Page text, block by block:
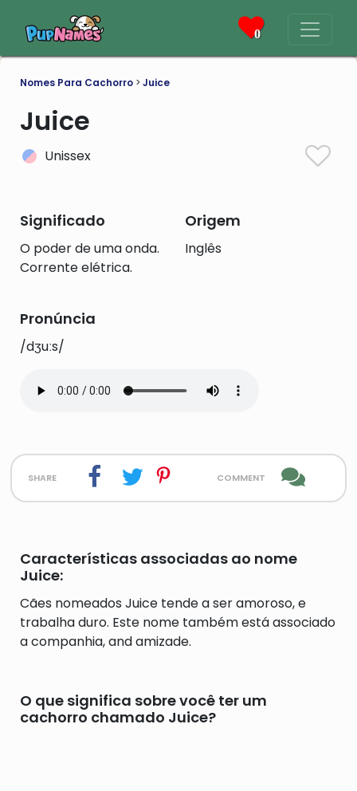
0
Nomes Para Cachorro > Juice
Juice
Unissex
Significado
O poder de uma onda.
Corrente elétrica.
Origem
Inglês
Pronúncia
/dʒuːs/
share comment
Características associadas ao nome
Juice:
Cães nomeados Juice tende a ser amoroso, e
trabalha duro. Este nome também está associado
a companhia, and amizade.
O que significa sobre você ter um
cachorro chamado Juice?